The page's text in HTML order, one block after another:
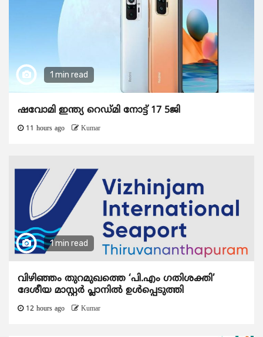
1 min read
ഷവോമി ഇന്ത്യ റെഡ്മി നോട്ട് 17 5ജി
11 hours ago Kumar
1 min read
വിഴിഞ്ഞം തുറമുഖത്തെ ‘പി.എം ഗതിശക്തി’
ദേശീയ മാസ്റ്റർ പ്ലാനിൽ ഉൾപ്പെടുത്തി
12 hours ago Kumar